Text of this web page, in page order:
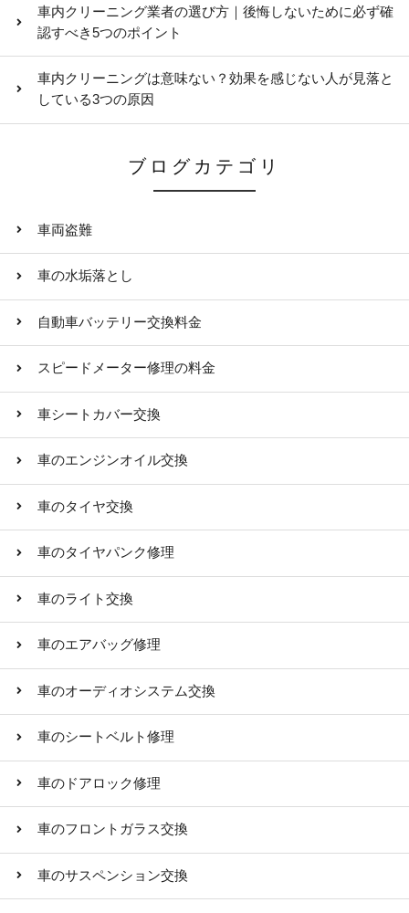
車内クリーニング業者の選び方｜後悔しないために必ず確
認すべき5つのポイント
車内クリーニングは意味ない？効果を感じない人が見落と
している3つの原因
ブログカテゴリ
車両盗難
車の水垢落とし
自動車バッテリー交換料金
スピードメーター修理の料金
車シートカバー交換
車のエンジンオイル交換
車のタイヤ交換
車のタイヤパンク修理
車のライト交換
車のエアバッグ修理
車のオーディオシステム交換
車のシートベルト修理
車のドアロック修理
車のフロントガラス交換
車のサスペンション交換